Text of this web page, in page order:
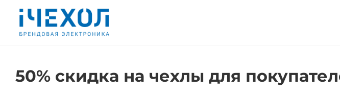
50% скидка на чехлы для